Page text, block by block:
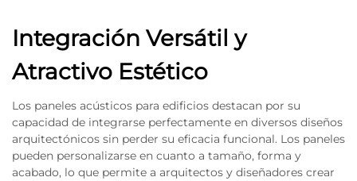
Integración Versátil y
Atractivo Estético
Los paneles acústicos para edificios destacan por su
capacidad de integrarse perfectamente en diversos diseños
arquitectónicos sin perder su eficacia funcional. Los paneles
pueden personalizarse en cuanto a tamaño, forma y
acabado, lo que permite a arquitectos y diseñadores crear